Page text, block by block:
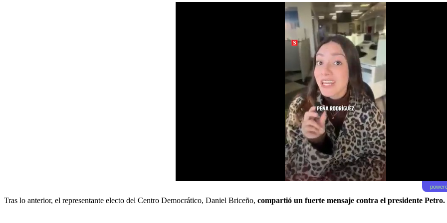
Tras lo anterior, el representante electo del Centro Democrático, Daniel Briceño, compartió un fuerte mensaje contra el presidente Petro.